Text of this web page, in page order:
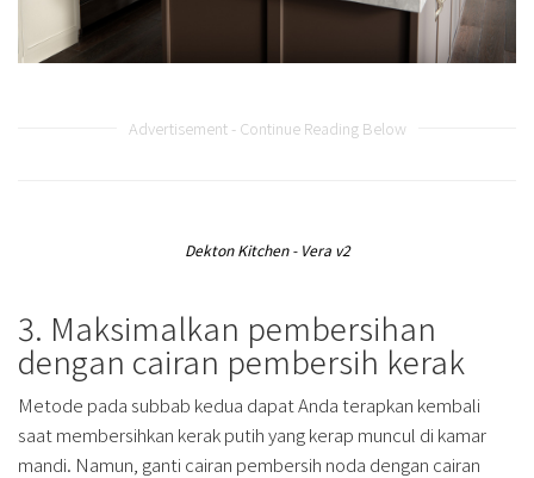
Advertisement - Continue Reading Below
Dekton Kitchen - Vera v2
3. Maksimalkan pembersihan
dengan cairan pembersih kerak
Metode pada subbab kedua dapat Anda terapkan kembali
saat membersihkan kerak putih yang kerap muncul di kamar
mandi. Namun, ganti cairan pembersih noda dengan cairan